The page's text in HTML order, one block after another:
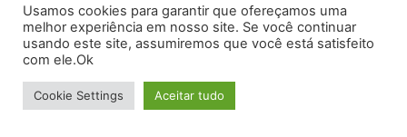
Usamos cookies para garantir que ofereçamos uma
melhor experiência em nosso site. Se você continuar
usando este site, assumiremos que você está satisfeito
com ele.Ok
Cookie Settings Aceitar tudo